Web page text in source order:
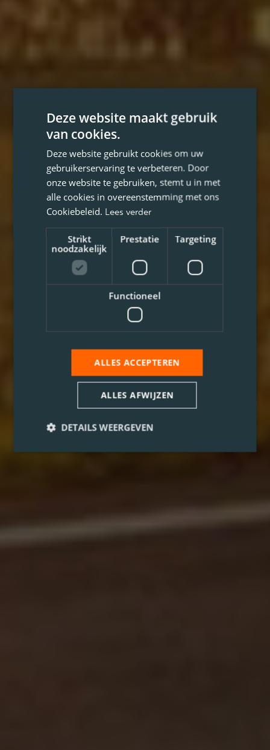
Deze website maakt gebruik
van cookies.
Deze website gebruikt cookies om uw
gebruikerservaring te verbeteren. Door
onze website te gebruiken, stemt u in met
alle cookies in overeenstemming met ons
Cookiebeleid. Lees verder
Strikt
noodzakelijk
Prestatie Targeting
Functioneel
ALLES ACCEPTEREN
ALLES AFWIJZEN
DETAILS WEERGEVEN